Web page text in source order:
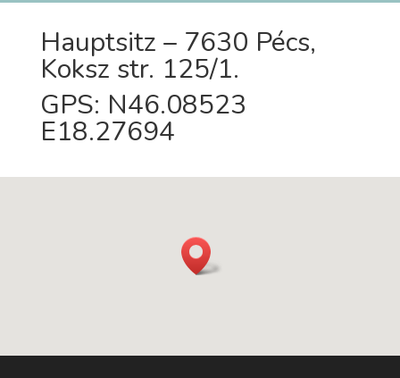
Hauptsitz – 7630 Pécs,
Koksz str. 125/1.
GPS: N46.08523
E18.27694